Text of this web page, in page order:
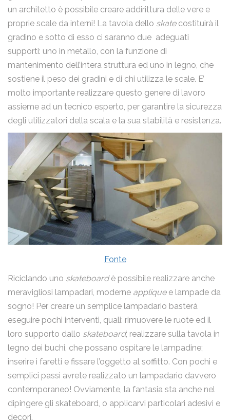
un architetto è possibile creare addirittura delle vere e
proprie scale da interni! La tavola dello skatecostituirà il
gradino e sotto di esso ci saranno due adeguati
supporti: uno in metallo, con la funzione di
mantenimento dell’intera struttura ed uno in legno, che
sostiene il peso dei gradini e di chi utilizza le scale. E’
molto importante realizzare questo genere di lavoro
assieme ad un tecnico esperto, per garantire la sicurezza
degli utilizzatori della scala e la sua stabilità e resistenza.
Fonte
Riciclando uno skateboardè possibile realizzare anche
meravigliosi lampadari, moderne appliquee lampade da
sogno! Per creare un semplice lampadario basterà
eseguire pochi interventi, quali: rimuovere le ruote ed il
loro supporto dallo skateboard; realizzare sulla tavola in
legno dei buchi, che possano ospitare le lampadine;
inserire i faretti e fissare l’oggetto al soffitto. Con pochi e
semplici passi avrete realizzato un lampadario davvero
contemporaneo! Ovviamente, la fantasia sta anche nel
dipingere gli skateboard, o applicarvi particolari adesivi e
decori.
miei dati personali.
Invia